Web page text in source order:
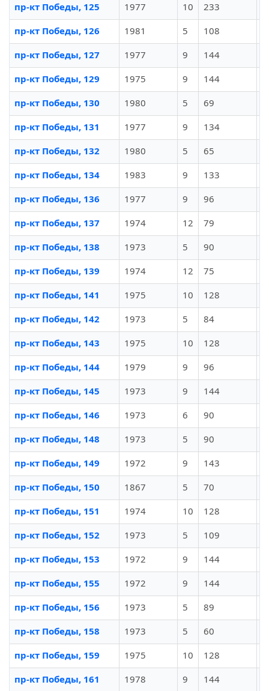
пр-кт Победы, 125
1977 10 233
пр-кт Победы, 126
1981 5 108
пр-кт Победы, 127
1977 9 144
пр-кт Победы, 129
1975 9 144
пр-кт Победы, 130
1980 5 69
пр-кт Победы, 131
1977 9 134
пр-кт Победы, 132
1980 5 65
пр-кт Победы, 134
1983 9 133
пр-кт Победы, 136
1977 9 96
пр-кт Победы, 137
1974 12 79
пр-кт Победы, 138
1973 5 90
пр-кт Победы, 139
1974 12 75
пр-кт Победы, 141
1975 10 128
пр-кт Победы, 142
1973 5 84
пр-кт Победы, 143
1975 10 128
пр-кт Победы, 144
1979 9 96
пр-кт Победы, 145
1973 9 144
пр-кт Победы, 146
1973 6 90
пр-кт Победы, 148
1973 5 90
пр-кт Победы, 149
1972 9 143
пр-кт Победы, 150
1867 5 70
пр-кт Победы, 151
1974 10 128
пр-кт Победы, 152
1973 5 109
пр-кт Победы, 153
1972 9 144
пр-кт Победы, 155
1972 9 144
пр-кт Победы, 156
1973 5 89
пр-кт Победы, 158
1973 5 60
пр-кт Победы, 159
1975 10 128
пр-кт Победы, 161
1978 9 144